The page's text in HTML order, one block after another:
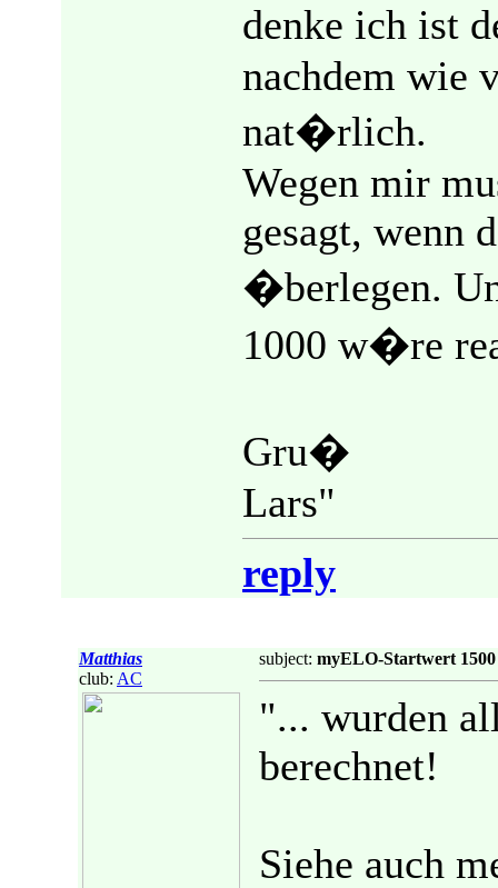
denke ich ist
nachdem wie
nat�rlich.
Wegen mir
gesagt, wenn
�berlegen.
1000 w�re
Gru�
Lars"
reply
Matthias
club: AC
subject: myELO-Startwert 1500
"... wurden
berechnet!
Siehe auch